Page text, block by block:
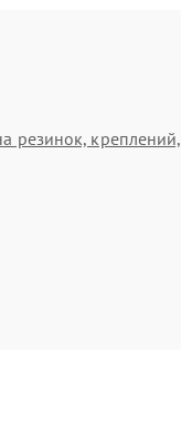
резинок, креплений,